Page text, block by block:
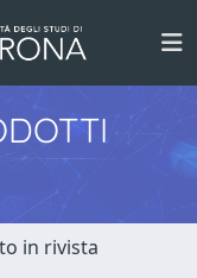
in rivista